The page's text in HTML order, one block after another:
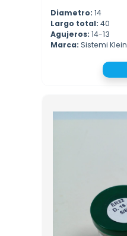
Diametro: 14
Largo total: 40
Agujeros: 14-13
Marca: Sistemi Klein